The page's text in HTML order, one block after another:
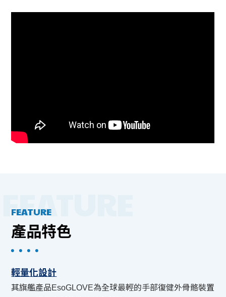
FEATURE
產品特色
輕量化設計
其旗艦產品EsoGLOVE為全球最輕的手部復健外骨骼裝置